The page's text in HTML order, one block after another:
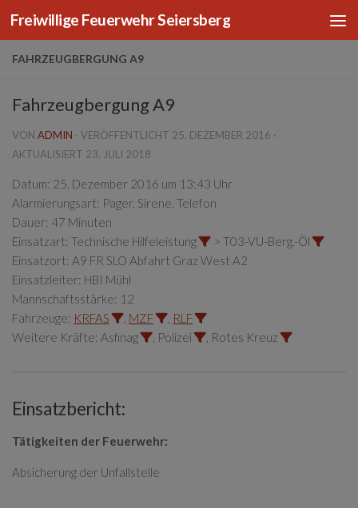
Zum Inhalt springen
Freiwillige Feuerwehr Seiersberg
FAHRZEUGBERGUNG A9
Fahrzeugbergung A9
VON ADMIN · VERÖFFENTLICHT 25. DEZEMBER 2016 ·
AKTUALISIERT 23. JULI 2018
Datum: 25. Dezember 2016 um 13:43 Uhr
Alarmierungsart: Pager, Sirene, Telefon
Dauer: 47 Minuten
Einsatzart: Technische Hilfeleistung
> T03-VU-Berg.-Öl
Einsatzort: A9 FR SLO Abfahrt Graz West A2
Einsatzleiter: HBI Mühl
Mannschaftsstärke: 12
Fahrzeuge: KRFAS MZF
RLF
Weitere Kräfte: Asfinag , Polizei , Rotes Kreuz
Einsatzbericht:
Tätigkeiten der Feuerwehr:
Absicherung der Unfallstelle